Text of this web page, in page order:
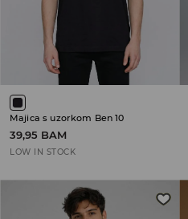
Majica s uzorkom Ben 10
39,95 BAM
LOW IN STOCK